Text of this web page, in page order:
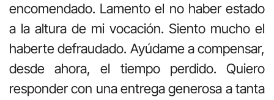
encomendado. Lamento el no haber estado
a la altura de mi vocación. Siento mucho el
haberte defraudado. Ayúdame a compensar,
desde ahora, el tiempo perdido. Quiero
responder con una entrega generosa a tanta